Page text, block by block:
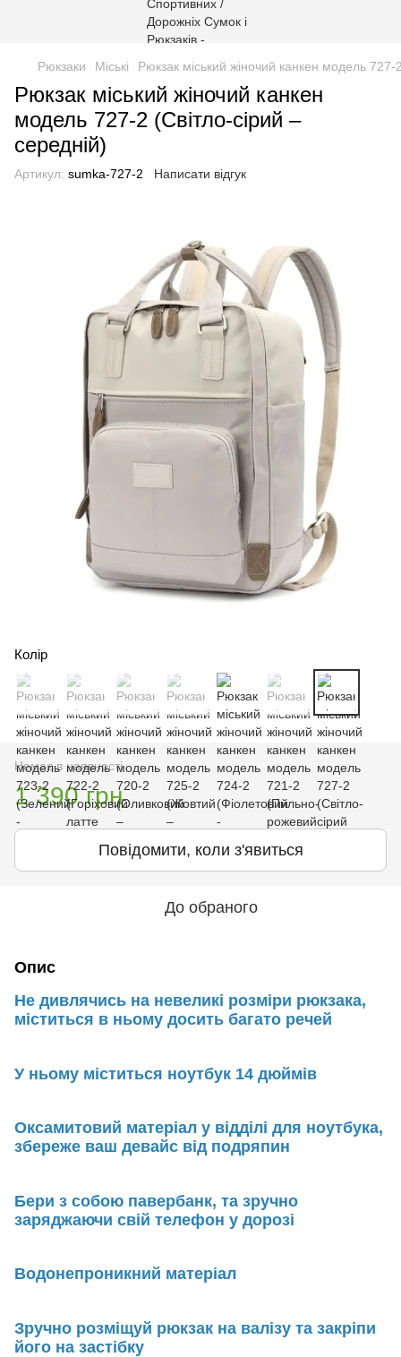
Рюкзаки Міські Рюкзак міський жіночий канкен модель 727-
Рюкзак міський жіночий канкен
модель 727-2 (Світло-сірий –
середній)
Артикул: sumka-727-2 Написати відгук
Колір
Немає в наявності
1 390 грн
Повідомити, коли з'явиться
До обраного
Опис
Не дивлячись на невеликі розміри рюкзака,
міститься в ньому досить багато речей
У ньому міститься ноутбук 14 дюймів
Оксамитовий матеріал у відділі для ноутбука,
збереже ваш девайс від подряпин
Бери з собою павербанк, та зручно
заряджаючи свій телефон у дорозі
Водонепроникний матеріал
Зручно розміщуй рюкзак на валізу та закріпи
його на застібку